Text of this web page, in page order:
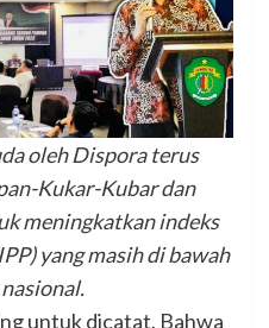
oleh Dispora terus
Kukar-Kubar dan
meningkatkan indeks
yang masih di bawah
untuk dicatat. Bahwa